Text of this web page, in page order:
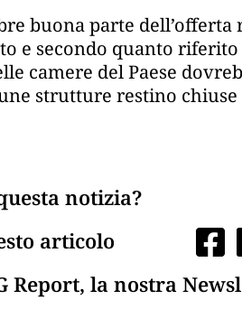
buona parte
e secondo quanto
camere del Paese
strutture restino
notizia?
articolo
Report, la nostra